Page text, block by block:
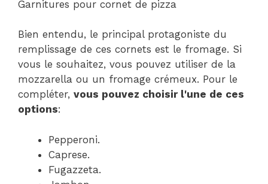
Garnitures pour cornet de pizza
Bien entendu, le principal protagoniste du
remplissage de ces cornets est le fromage. Si
vous le souhaitez, vous pouvez utiliser de la
mozzarella ou un fromage crémeux. Pour le
compléter, vous pouvez choisir l'une de ces
options:
Pepperoni.
Caprese.
Fugazzeta.